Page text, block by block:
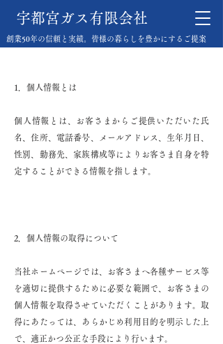
宇都宮ガス有限会社
創業50年の信頼と実績。皆様の暮らしを豊かにするご提案
個人情報の取り扱いについて
1．個人情報とは
個人情報とは、お客さまからご提供いただいた氏
名、住所、電話番号、メールアドレス、生年月日、
性別、勤務先、家族構成等によりお客さま自身を特
定することができる情報を指します。
2．個人情報の取得について
当社ホームページでは、お客さまへ各種サービス等
を適切に提供するために必要な範囲で、お客さまの
個人情報を取得させていただくことがあります。取
得にあたっては、あらかじめ利用目的を明示した上
で、適正かつ公正な手段により行います。